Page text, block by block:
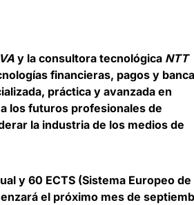
y la consultora tecnológica NTT
financieras, pagos y banca
práctica y avanzada en
los futuros profesionales de
la industria de los medios de
y 60 ECTS (Sistema Europeo de
el próximo mes de